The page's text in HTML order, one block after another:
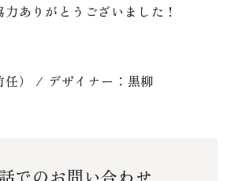
ありがとうございました！
任） / デザイナー：黒柳